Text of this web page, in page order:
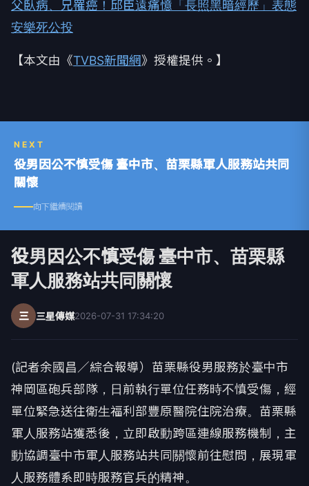
父臥病、兄罹癌！邱臣遠痛憶「長照黑暗經歷」表態
安樂死公投
【本文由《TVBS新聞網》授權提供。】
NEXT
役男因公不慎受傷 臺中市、苗栗縣軍人服務站共同
關懷
向下繼續閱讀
役男因公不慎受傷 臺中市、苗栗縣
軍人服務站共同關懷
三 三星傳媒2026-07-31 17:34:20
(記者余國昌／綜合報導）苗栗縣役男服務於臺中市
神岡區砲兵部隊，日前執行單位任務時不慎受傷，經
單位緊急送往衛生福利部豐原醫院住院治療。苗栗縣
軍人服務站獲悉後，立即啟動跨區連線服務機制，主
動協調臺中市軍人服務站共同關懷前往慰問，展現軍
人服務體系即時服務官兵的精神。